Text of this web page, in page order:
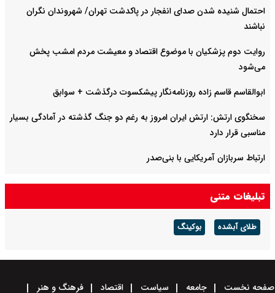
احتمال شنیده شدن صدای انفجار در پاکدشت تهران/ شهروندان نگران
نباشند
روایت دوم پزشکیان با موضوع اقتصاد و معیشت مردم امشب پخش
می‌شود
ابوالقاسم قاسم زاده روزنامه‌نگار پیشکسوت درگذشت + سوابق
سخنگوی ارتش: ارتش ایران امروز به رغم دو جنگ گذشته در آمادگی بسیار
مناسبی قرار دارد
ارتباط سربازان آمریکایی با بنی‌صدر
روایت عبور از بحران
تبلیغات متنی
طلای آبشده بوکینگ
صفحه نخست جامعه سیاست اقتصاد فرهنگ و هنر